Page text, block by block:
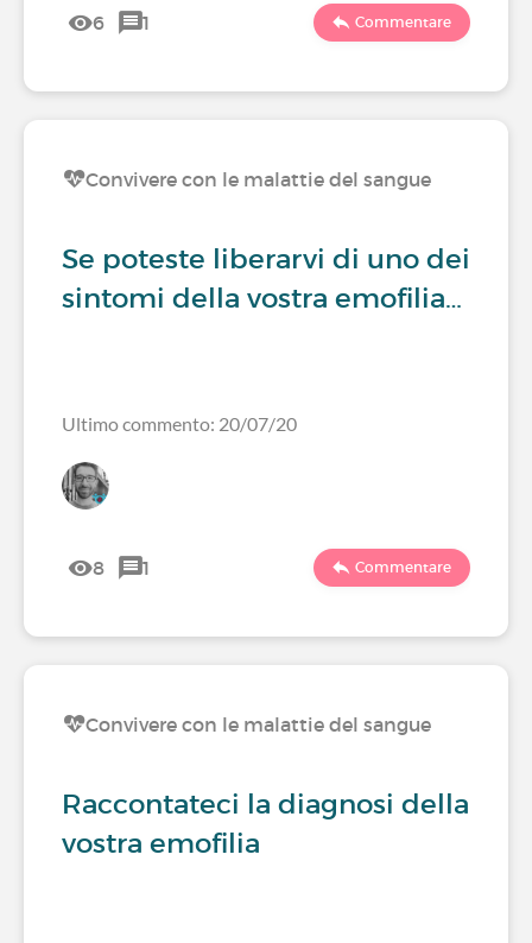
6 1 Commentare
Convivere con le malattie del sangue
Se poteste liberarvi di uno dei
sintomi della vostra emofilia…
Ultimo commento: 20/07/20
8 1 Commentare
Convivere con le malattie del sangue
Raccontateci la diagnosi della
vostra emofilia